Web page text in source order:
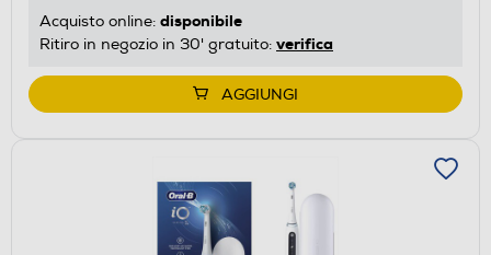
Acquisto online: disponibile
Ritiro in negozio in 30' gratuito: verifica
AGGIUNGI